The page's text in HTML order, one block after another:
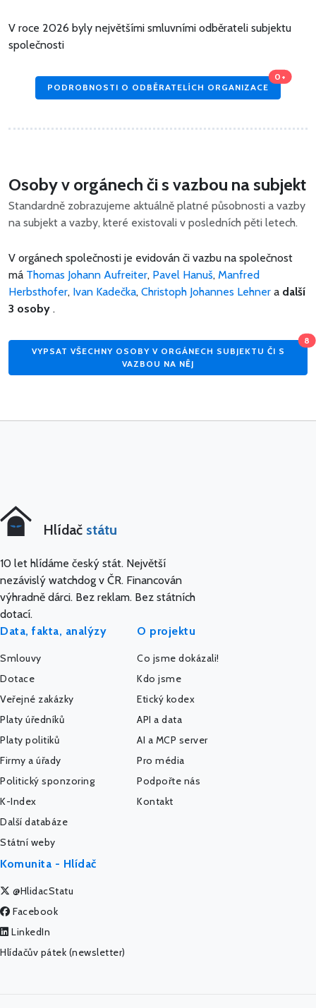
V roce 2026 byly největšími smluvními odběrateli subjektu
společnosti
PODROBNOSTI O ODBĚRATELÍCH ORGANIZACE
0+
Osoby v orgánech či s vazbou na subjekt
Standardně zobrazujeme aktuálně platné působnosti a vazby
na subjekt a vazby, které existovali v posledních pěti letech.
V orgánech společnosti je evidován či vazbu na společnost
má Thomas Johann Aufreiter, Pavel Hanuš, Manfred
Herbsthofer, Ivan Kadečka, Christoph Johannes Lehner a další
3 osoby .
VYPSAT VŠECHNY OSOBY V ORGÁNECH SUBJEKTU ČI S
VAZBOU NA NĚJ
8
Hlídač státu
10 let hlídáme český stát. Největší
nezávislý watchdog v ČR. Financován
výhradně dárci. Bez reklam. Bez státních
dotací.
Data, fakta, analýzy
Smlouvy
Dotace
Veřejné zakázky
Platy úředníků
Platy politiků
Firmy a úřady
Politický sponzoring
K-Index
Další databáze
Státní weby
O projektu
Co jsme dokázali!
Kdo jsme
Etický kodex
API a data
AI a MCP server
Pro média
Podpořte nás
Kontakt
Komunita - Hlídač
@HlidacStatu
Facebook
LinkedIn
Hlídačův pátek (newsletter)